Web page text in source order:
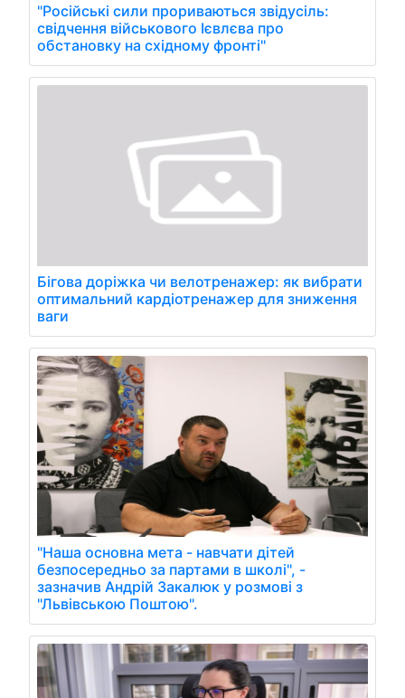
"Російські сили прориваються звідусіль:
свідчення військового Ієвлєва про
обстановку на східному фронті"
Бігова доріжка чи велотренажер: як вибрати
оптимальний кардіотренажер для зниження
ваги
"Наша основна мета - навчати дітей
безпосередньо за партами в школі", -
зазначив Андрій Закалюк у розмові з
"Львівською Поштою".